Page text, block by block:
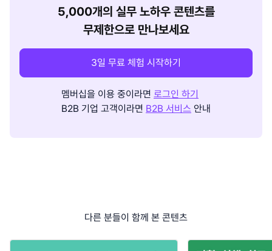
5,000개의 실무 노하우 콘텐츠를
무제한으로 만나보세요
3일 무료 체험 시작하기
멤버십을 이용 중이라면 로그인 하기
B2B 기업 고객이라면 B2B 서비스 안내
다른 분들이 함께 본 콘텐츠